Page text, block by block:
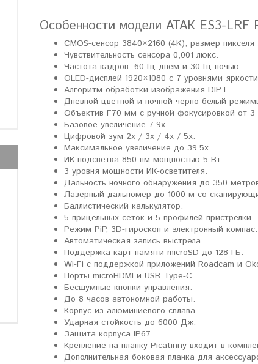
много, но спасибо консультантам,
помогли подобрать отличную и
не дорогую модель. Взял
монокуляр."
Виктор Жунов
г. Санкт-Петербург
тепловизор для
ночью. Спасибо
грамотную
доволен своим
г.
Особенности модели АТАК ES3-LRF
CMOS-сенсор 3840×2160 (4K), размер
Чувствительность сенсора 0,001 люкс.
Частота кадров: 60 Гц днем и 30 Гц ночью.
OLED-дисплей 1920×1080 с 7 уровнями
Алгоритм обработки изображения DIPT.
Дневной цветной и ночной черно-белый
Объектив F70 мм с ручной фокусировкой от 3
Базовое увеличение 7.9x.
Цифровой зум 2x / 3x / 4x / 5x.
Максимальное увеличение до 39.5x.
ИК-подсветка 850 нм мощностью 5 Вт.
3 уровня мощности ИК-осветителя.
Дальность ночного обнаружения до 350
Лазерный дальномер до 1000 м со
Баллистический калькулятор.
5 прицельных сеток и 5 профилей пристрелки.
Режим PiP, 3D-гироскоп и электронный компас.
Автоматическая запись выстрела.
Поддержка карт памяти microSD до 128 ГБ.
Wi-Fi с поддержкой приложений Roadcam и
Порты microHDMI и USB Type-C.
Бесшумные кнопки управления.
До 8 часов автономной работы.
Корпус из алюминиевого сплава.
Ударная стойкость до 6000 Дж.
Защита корпуса IP67.
Крепление на планку Picatinny входит в
Дополнительная боковая планка для